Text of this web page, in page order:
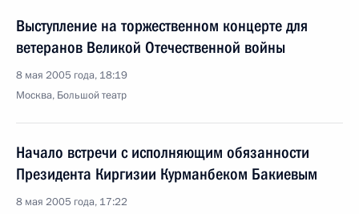
Выступление на торжественном концерте для
ветеранов Великой Отечественной войны
8 мая 2005 года, 18:19
Москва, Большой театр
Начало встречи с исполняющим обязанности
Президента Киргизии Курманбеком Бакиевым
8 мая 2005 года, 17:22